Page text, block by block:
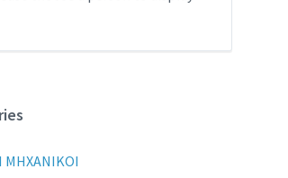
MHXANIKOI